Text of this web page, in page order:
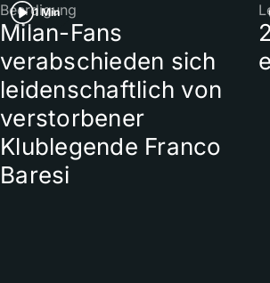
1 Min
Beerdigung
Milan-Fans
verabschieden sich
leidenschaftlich von
verstorbener
Klublegende Franco
Baresi